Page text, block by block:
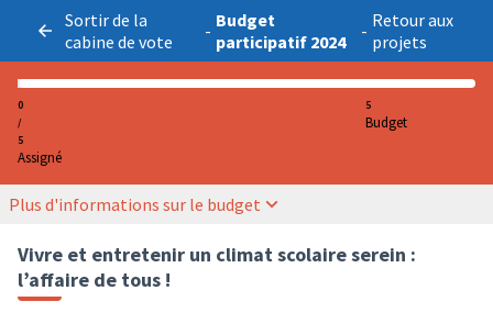
Sortir de la
cabine de vote
- Budget
participatif 2024
- Retour aux
projets
0
/
5
Assigné
5
Budget
Plus d'informations sur le budget
Vivre et entretenir un climat scolaire serein :
l’affaire de tous !